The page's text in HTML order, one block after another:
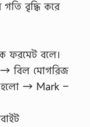
গতি বৃদ্ধি করে
ফরমেট বলে।
→ বিল মোগরিজ
হলো → Mark –